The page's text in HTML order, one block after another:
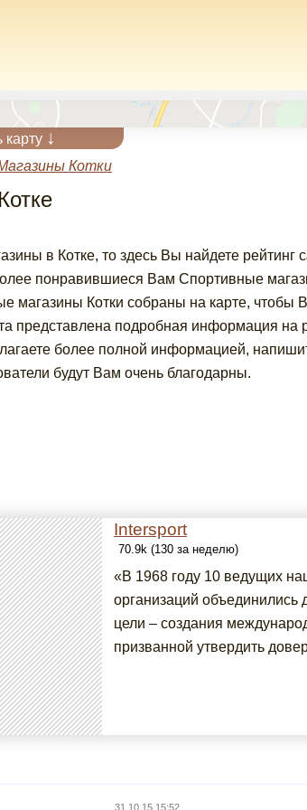
карту ↓
Котки
в Котке, то здесь Вы найдете рейтинг
понравившиеся Вам Спортивные
магазины Котки собраны на карте, чтобы
представлена подробная информация на
более полной информацией,
будут Вам очень благодарны.
Intersport
70.9k (130 за неделю)
«В 1968 году 10 ведущих
организаций объединились
цели – создания
призванной утвердить
31.10.15 15:52